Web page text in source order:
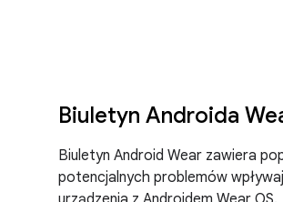
Biuletyn Androida
Biuletyn Android Wear zawiera
potencjalnych problemów